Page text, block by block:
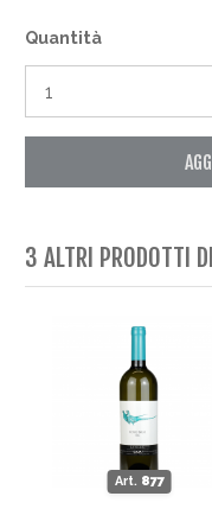
Quantità
3 ALTRI PRODOTTI
Art. 877